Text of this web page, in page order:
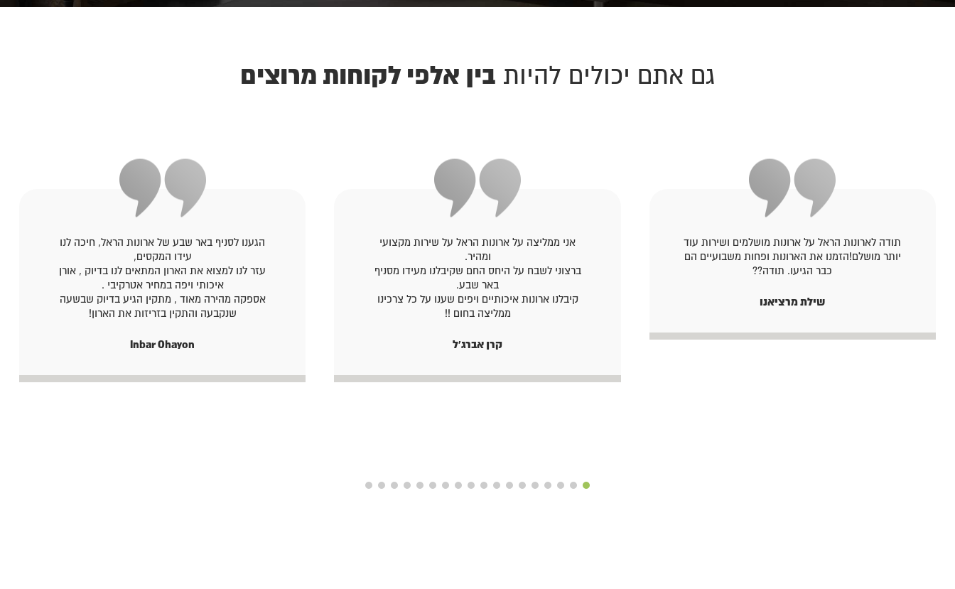
גם אתם יכולים להיות בין אלפי לקוחות מרוצים
תודה לארונות הראל על ארונות מושלמים ושירות עוד
יותר מושלם!הזמנו את הארונות ופחות משבועיים הם
כבר הגיעו. תודה??
שילת מרציאנו
אני ממליצה על ארונות הראל על שירות מקצועי
ומהיר.
ברצוני לשבח על היחס החם שקיבלנו מעידו מסניף
באר שבע.
קיבלנו ארונות איכותיים ויפים שענו על כל צרכינו
ממליצה בחום !!
קרן אברג'ל
הגענו לסניף באר שבע של ארונות הראל, חיכה לנו
עידו המקסים,
עזר לנו למצוא את הארון המתאים לנו בדיוק , אורן
איכותי ויפה במחיר אטרקיבי .
אספקה מהירה מאוד , מתקין הגיע בדיוק שבשעה
שנקבעה והתקין בזריזות את הארון!
Inbar Ohayon